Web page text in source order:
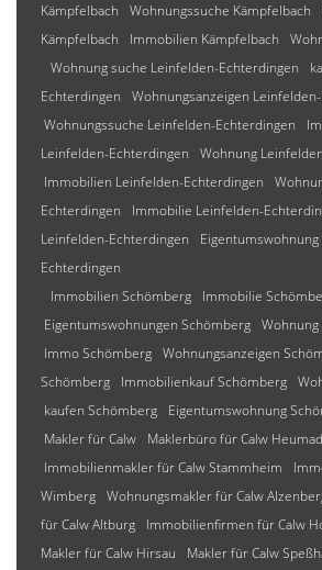
Kämpfelbach
Wohnungssuche Kämpfelbach
Kämpfelbach
Immobilien Kämpfelbach
Wohnung suche Leinfelden-Echterdingen
Echterdingen
Wohnungsanzeigen
Wohnungssuche Leinfelden-Echterdingen
Leinfelden-Echterdingen
Wohnung
Immobilien Leinfelden-Echterdingen
Echterdingen
Immobilie Leinfelden-
Leinfelden-Echterdingen
Echterdingen
Immobilien Schömberg
Immobilie
Eigentumswohnungen Schömberg
Immo Schömberg Wohnungsanzeigen
Schömberg
Immobilienkauf Schömberg
kaufen Schömberg
Eigentumswohnung
Makler für Calw
Maklerbüro für Calw
Immobilienmakler für Calw Stammheim
Wimberg Wohnungsmakler für Calw
für Calw Altburg
Immobilienfirmen für Calw
Makler für Calw Hirsau
Makler für Calw